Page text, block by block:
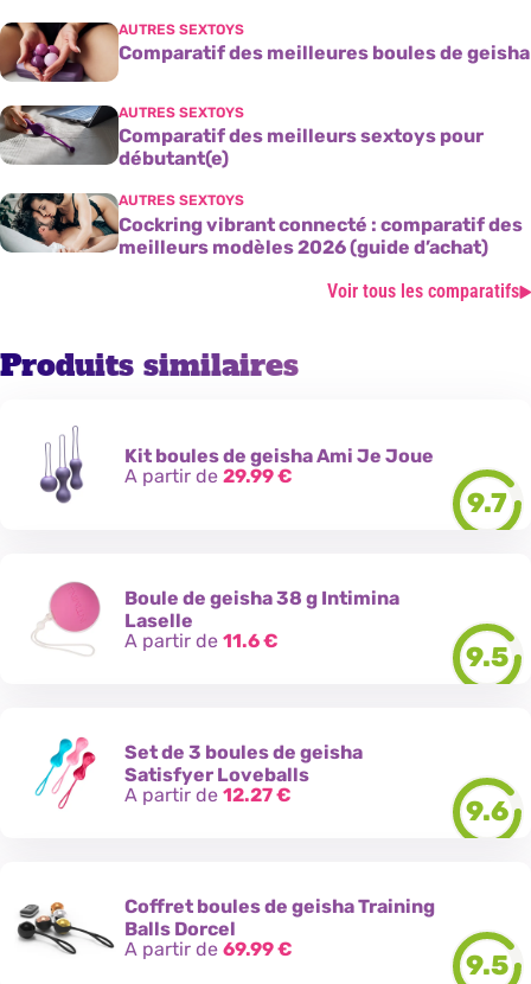
AUTRES SEXTOYS
Comparatif des meilleures boules de geisha
AUTRES SEXTOYS
Comparatif des meilleurs sextoys pour
débutant(e)
AUTRES SEXTOYS
Cockring vibrant connecté : comparatif des
meilleurs modèles 2026 (guide d’achat)
Voir tous les comparatifs
Produits similaires
Kit boules de geisha Ami Je Joue
A partir de 29.99€
9.7
Boule de geisha 38 g Intimina
Laselle
A partir de 11.6€ 9.5
Set de 3 boules de geisha
Satisfyer Loveballs
A partir de 12.27€ 9.6
Coffret boules de geisha Training
Balls Dorcel
A partir de 69.99€ 9.5